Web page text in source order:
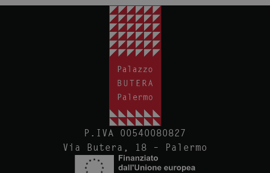
P.IVA 00540080827
Via Butera, 18 – Palermo